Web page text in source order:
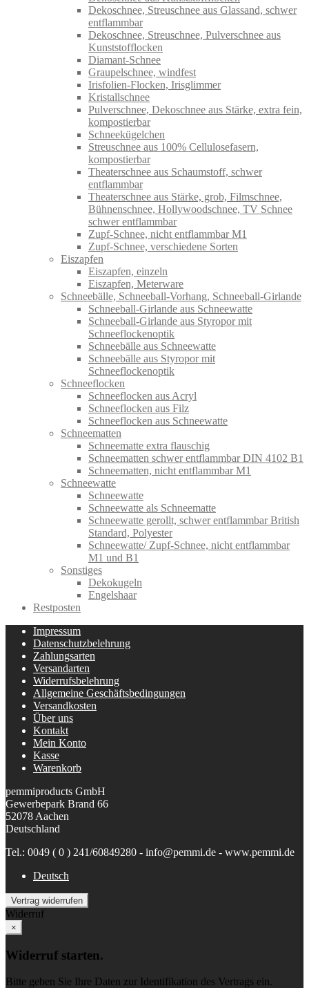
Dekoschnee, Streuschnee aus Glassand, schwer
entflammbar
Dekoschnee, Streuschnee, Pulverschnee aus
Kunststofflocken
Diamant-Schnee
Graupelschnee, windfest
Irisfolien-Flocken, Irisglimmer
Kristallschnee
Pulverschnee, Dekoschnee aus Stärke, extra fein,
kompostierbar
Schneekügelchen
Streuschnee aus 100% Cellulosefasern,
kompostierbar
Theaterschnee aus Schaumstoff, schwer
entflammbar
Theaterschnee aus Stärke, grob, Filmschnee,
Bühnenschnee, Hollywoodschnee, TV Schnee
schwer entflammbar
Zupf-Schnee, nicht entflammbar M1
Zupf-Schnee, verschiedene Sorten
Eiszapfen
Eiszapfen, einzeln
Eiszapfen, Meterware
Schneebälle, Schneeball-Vorhang, Schneeball-Girlande
Schneeball-Girlande aus Schneewatte
Schneeball-Girlande aus Styropor mit
Schneeflockenoptik
Schneebälle aus Schneewatte
Schneebälle aus Styropor mit
Schneeflockenoptik
Schneeflocken
Schneeflocken aus Acryl
Schneeflocken aus Filz
Schneeflocken aus Schneewatte
Schneematten
Schneematte extra flauschig
Schneematten schwer entflammbar DIN 4102 B1
Schneematten, nicht entflammbar M1
Schneewatte
Schneewatte
Schneewatte als Schneematte
Schneewatte gerollt, schwer entflammbar British
Standard, Polyester
Schneewatte/ Zupf-Schnee, nicht entflammbar
M1 und B1
Sonstiges
Dekokugeln
Engelshaar
Restposten
Impressum
Datenschutzbelehrung
Zahlungsarten
Versandarten
Widerrufsbelehrung
Allgemeine Geschäftsbedingungen
Versandkosten
Über uns
Kontakt
Mein Konto
Kasse
Warenkorb
pemmiproducts GmbH
Gewerbepark Brand 66
52078 Aachen
Deutschland
Tel.: 0049 ( 0 ) 241/60849280 - info@pemmi.de - www.pemmi.de
Deutsch
Vertrag widerrufen
Widerruf
×
Widerruf starten.
Bitte geben Sie Ihre Daten zur Identifikation des Vertrags ein.